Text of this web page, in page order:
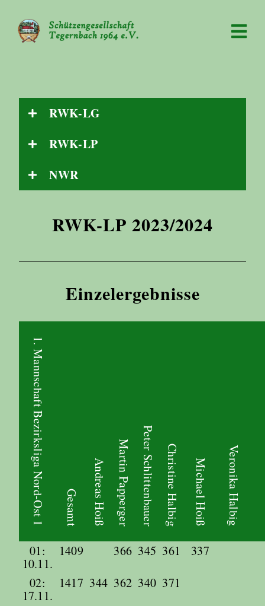
RWK-LG
RWK-LP
NWR
RWK-LP 2023/2024
Einzelergebnisse
1. Mannschaft Bezirksliga Nord-Ost 1 Gesamt Andreas HoißMartin PappergerPeter SchlittenbauerChristine Halbig Michael Hoiß Veronika Halbig
01:
10.11.
1409 366 345 361
337
02:
17.11.
1417 344 362 340 371